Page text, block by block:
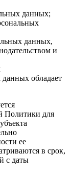
данных;
данных,
и
данных обладает
Политики для
ее
в срок,
с даты